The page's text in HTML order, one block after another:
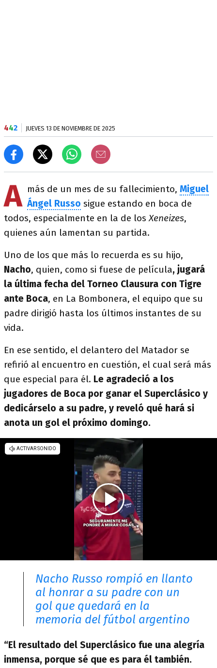
442 JUEVES 13 DE NOVIEMBRE DE 2025
A más de un mes de su fallecimiento, Miguel
Ángel Russo sigue estando en boca de
todos, especialmente en la de losXeneizes,
quienes aún lamentan su partida.
Uno de los que más lo recuerda es su hijo,
Nacho, quien, como si fuese de película, jugará
la última fecha del Torneo Clausura con Tigre
ante Boca, en La Bombonera, el equipo que su
padre dirigió hasta los últimos instantes de su
vida.
En ese sentido, el delantero del Matador se
refirió al encuentro en cuestión, el cual será más
que especial para él. Le agradeció a los
jugadores de Boca por ganar el Superclásico y
dedicárselo a su padre, y reveló qué hará si
anota un gol el próximo domingo.
Nacho Russo rompió en llanto
al honrar a su padre con un
gol que quedará en la
memoria del fútbol argentino
“El resultado del Superclásico fue una alegría
inmensa, porque sé que es para él también.